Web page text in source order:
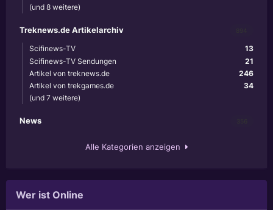
(und 8 weitere)
Treknews.de Artikelarchiv
13
Scifinews-TV
21
Scifinews-TV Sendungen
246
Artikel von treknews.de
34
Artikel von trekgames.de
(und 7 weitere)
News
Alle Kategorien anzeigen
Wer ist Online